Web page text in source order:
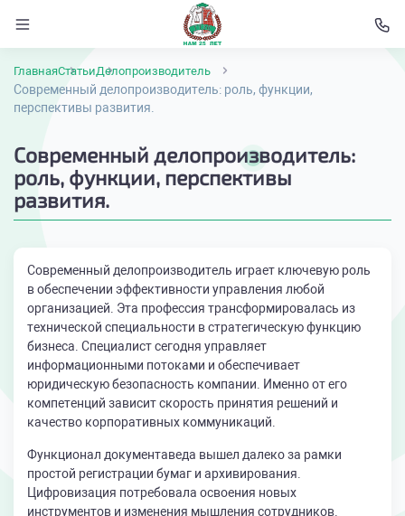
ГлавнаяСтатьиДелопроизводитель
Современный делопроизводитель: роль, функции,
перспективы развития.
Современный делопроизводитель:
роль, функции, перспективы
развития.
Современный делопроизводитель играет ключевую роль
в обеспечении эффективности управления любой
организацией. Эта профессия трансформировалась из
технической специальности в стратегическую функцию
бизнеса. Специалист сегодня управляет
информационными потоками и обеспечивает
юридическую безопасность компании. Именно от его
компетенций зависит скорость принятия решений и
качество корпоративных коммуникаций.
Функционал документаведа вышел далеко за рамки
простой регистрации бумаг и архивирования.
Цифровизация потребовала освоения новых
инструментов и изменения мышления сотрудников.